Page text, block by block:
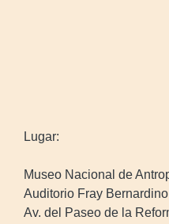
Lugar:
Museo Nacional de
Auditorio Fray
Av. del Paseo de la